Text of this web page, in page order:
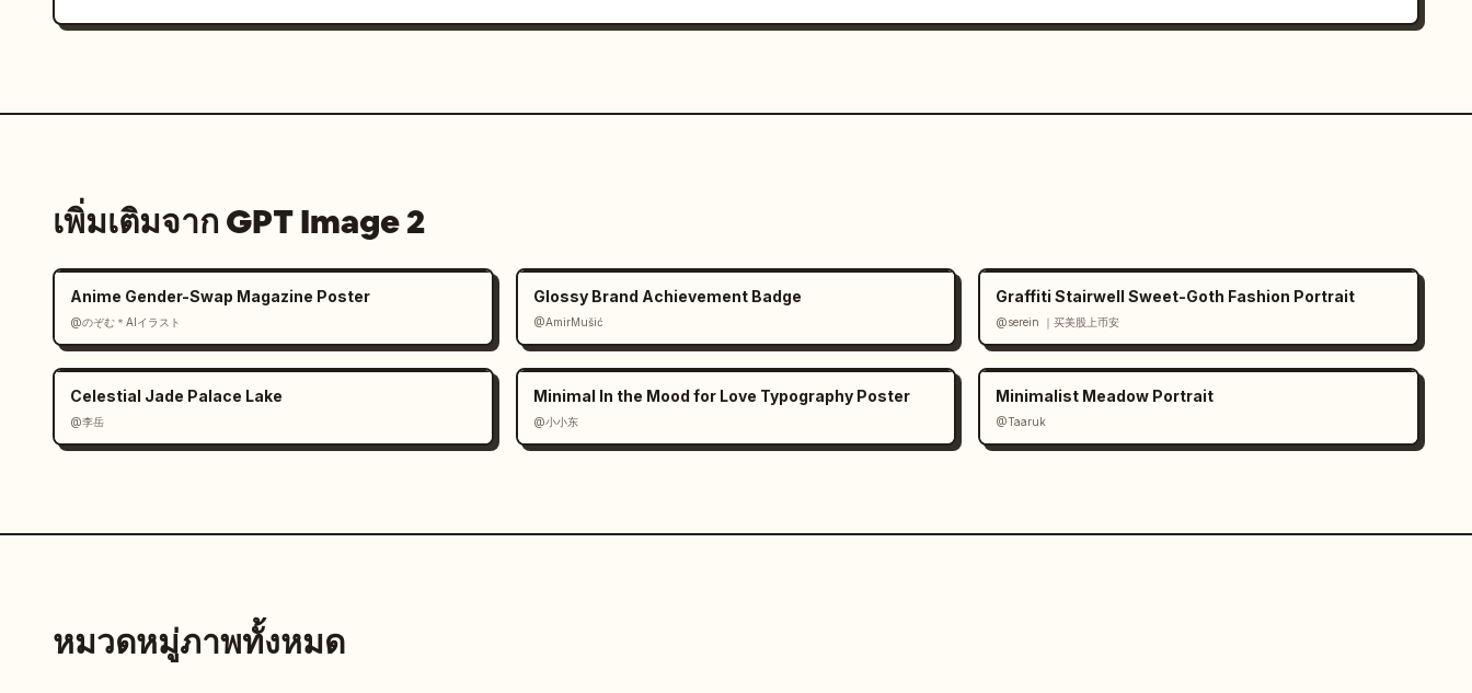
เพิ่มเติมจาก GPT Image 2
Anime Gender-Swap Magazine Poster
@のぞむ＊AIイラスト
Glossy Brand Achievement Badge
@AmirMušić
Graffiti Stairwell Sweet-Goth Fashion Portrait
@serein ｜买美股上币安
Celestial Jade Palace Lake
@李岳
Minimal In the Mood for Love Typography Poster
@小小东
Minimalist Meadow Portrait
@Taaruk
หมวดหมู่ภาพทั้งหมด